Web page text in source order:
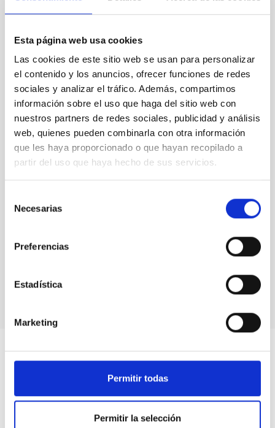
Esta página web usa cookies
Las cookies de este sitio web se usan para personalizar
el contenido y los anuncios, ofrecer funciones de redes
sociales y analizar el tráfico. Además, compartimos
información sobre el uso que haga del sitio web con
nuestros partners de redes sociales, publicidad y análisis
web, quienes pueden combinarla con otra información
que les haya proporcionado o que hayan recopilado a
partir del uso que haya hecho de sus servicios.
Necesarias
Preferencias
Estadística
Marketing
Permitir todas
Permitir la selección
VIGENCIA
NACIONAL
TIPO DE FINANCIACIÓN
ESTADO